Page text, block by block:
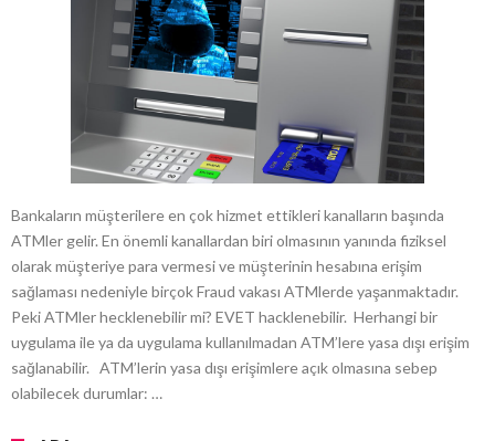
Bankaların müşterilere en çok hizmet ettikleri kanalların başında
ATMler gelir. En önemli kanallardan biri olmasının yanında fiziksel
olarak müşteriye para vermesi ve müşterinin hesabına erişim
sağlaması nedeniyle birçok Fraud vakası ATMlerde yaşanmaktadır.
Peki ATMler hecklenebilir mi? EVET hacklenebilir. Herhangi bir
uygulama ile ya da uygulama kullanılmadan ATM’lere yasa dışı erişim
sağlanabilir. ATM’lerin yasa dışı erişimlere açık olmasına sebep
olabilecek durumlar: …